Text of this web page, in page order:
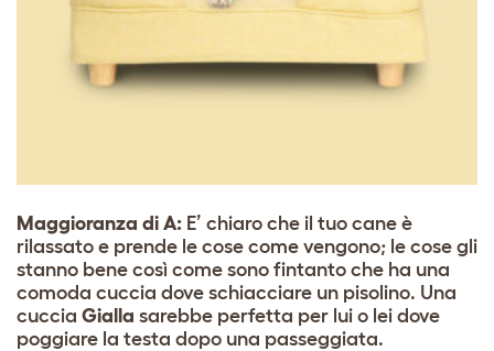
Maggioranza di A: E’ chiaro che il tuo cane è
rilassato e prende le cose come vengono; le cose gli
stanno bene così come sono fintanto che ha una
comoda cuccia dove schiacciare un pisolino. Una
cuccia Gialla sarebbe perfetta per lui o lei dove
poggiare la testa dopo una passeggiata.